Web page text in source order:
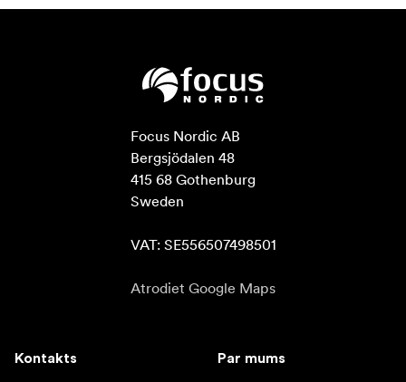
Focus Nordic AB
Bergsjödalen 48
415 68 Gothenburg
Sweden
VAT: SE556507498501
Atrodiet Google Maps
Kontakts Par mums